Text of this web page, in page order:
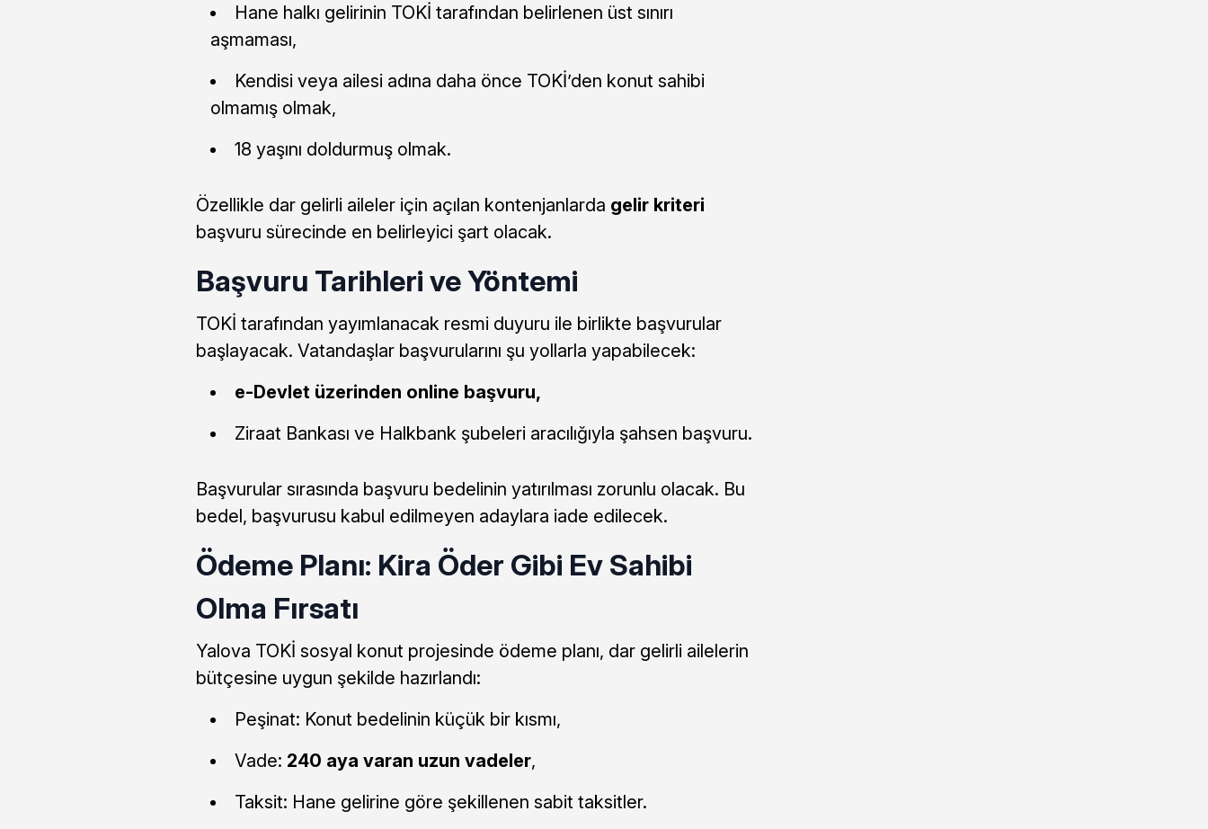
Hane halkı gelirinin TOKİ tarafından belirlenen üst sınırı
aşmaması,
Kendisi veya ailesi adına daha önce TOKİ’den konut sahibi
olmamış olmak,
18 yaşını doldurmuş olmak.
Özellikle dar gelirli aileler için açılan kontenjanlarda gelir kriteri
başvuru sürecinde en belirleyici şart olacak.
Başvuru Tarihleri ve Yöntemi
TOKİ tarafından yayımlanacak resmi duyuru ile birlikte başvurular
başlayacak. Vatandaşlar başvurularını şu yollarla yapabilecek:
e-Devlet üzerinden online başvuru,
Ziraat Bankası ve Halkbank şubeleri aracılığıyla şahsen başvuru.
Başvurular sırasında başvuru bedelinin yatırılması zorunlu olacak. Bu
bedel, başvurusu kabul edilmeyen adaylara iade edilecek.
Ödeme Planı: Kira Öder Gibi Ev Sahibi
Olma Fırsatı
Yalova TOKİ sosyal konut projesinde ödeme planı, dar gelirli ailelerin
bütçesine uygun şekilde hazırlandı:
Peşinat: Konut bedelinin küçük bir kısmı,
Vade: 240 aya varan uzun vadeler,
Taksit: Hane gelirine göre şekillenen sabit taksitler.